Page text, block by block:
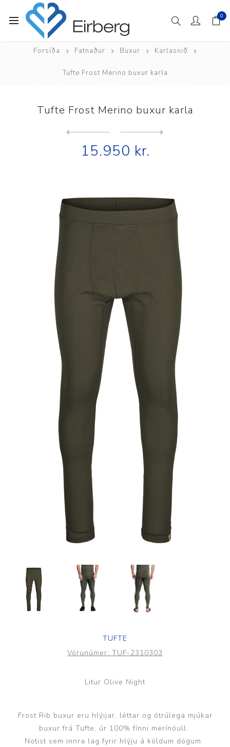
0
Forsíða Fatnaður Buxur Karlasnið
Tufte Frost Merino buxur karla
Tufte Frost Merino buxur karla
15.950 kr.
TUFTE
Vörunúmer: TUF-2310303
Litur Olive Night
Frost Rib buxur eru hlýijar, léttar og ótrúlega mjúkar
buxur frá Tufte, úr 100% fínni merínóull.
Notist sem innra lag fyrir hlýju á köldum dögum.